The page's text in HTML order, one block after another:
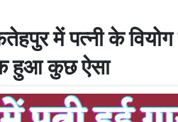
में पत्नी के वियोग
हुआ कुछ ऐसा